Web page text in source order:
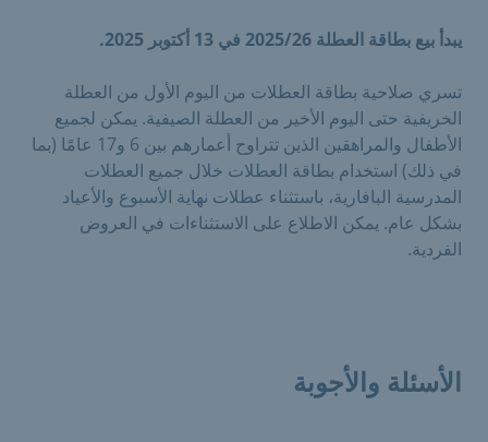
يبدأ بيع بطاقة العطلة 2025/26 في 13 أكتوبر 2025.
تسري صلاحية بطاقة العطلات من اليوم الأول من العطلة
الخريفية حتى اليوم الأخير من العطلة الصيفية. يمكن لجميع
الأطفال والمراهقين الذين تتراوح أعمارهم بين 6 و17 عامًا (بما
في ذلك) استخدام بطاقة العطلات خلال جميع العطلات
المدرسية البافارية، باستثناء عطلات نهاية الأسبوع والأعياد
بشكل عام. يمكن الاطلاع على الاستثناءات في العروض
الفردية.
الأسئلة والأجوبة